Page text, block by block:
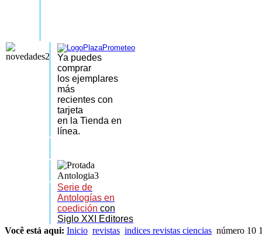
Ya puedes
comprar
los ejemplares
más
recientes con
tarjeta
en la Tienda en
línea.
Serie de
Antologías en
coedición con
Siglo XXI Editores
Você está aqui: Inicio revistas indices revistas ciencias número 10